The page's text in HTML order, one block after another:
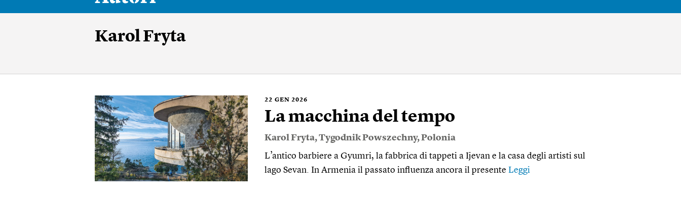
Karol Fryta
22 GEN 2026
La macchina del tempo
Karol Fryta,Tygodnik Powszechny,Polonia
L’antico barbiere a Gyumri, la fabbrica di tappeti a Ijevan e la casa degli artisti sul
lago Sevan. In Armenia il passato influenza ancora il presente Leggi